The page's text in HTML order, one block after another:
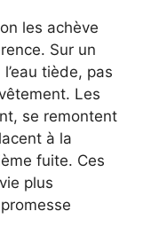
les achève
Sur un
tiède, pas
Les
se remontent
à la
fuite. Ces
plus